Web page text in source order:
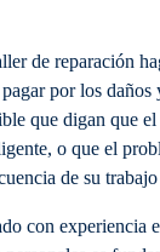
de reparación
por los daños
que digan que
o que el
de su
con experiencia